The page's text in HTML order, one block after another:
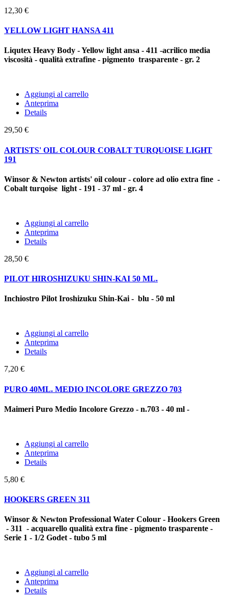
12,30 €
YELLOW LIGHT HANSA 411
Liqutex Heavy Body - Yellow light ansa - 411 -acrilico media
viscosità - qualità extrafine - pigmento trasparente - gr. 2
Aggiungi al carrello
Anteprima
Details
29,50 €
ARTISTS' OIL COLOUR COBALT TURQUOISE LIGHT
191
Winsor & Newton artists' oil colour - colore ad olio extra fine -
Cobalt turqoise light - 191 - 37 ml - gr. 4
Aggiungi al carrello
Anteprima
Details
28,50 €
PILOT HIROSHIZUKU SHIN-KAI 50 ML.
Inchiostro Pilot Iroshizuku Shin-Kai - blu - 50 ml
Aggiungi al carrello
Anteprima
Details
7,20 €
PURO 40ML. MEDIO INCOLORE GREZZO 703
Maimeri Puro Medio Incolore Grezzo - n.703 - 40 ml -
Aggiungi al carrello
Anteprima
Details
5,80 €
HOOKERS GREEN 311
Winsor & Newton Professional Water Colour - Hookers Green
- 311 - acquarello qualità extra fine - pigmento trasparente -
Serie 1 - 1/2 Godet - tubo 5 ml
Aggiungi al carrello
Anteprima
Details